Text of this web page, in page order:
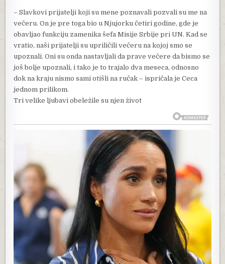
– Slavkovi prijatelji koji su mene poznavali pozvali su me na
večeru. On je pre toga bio u Njujorku četiri godine, gde je
obavljao funkciju zamenika šefa Misije Srbije pri UN. Kad se
vratio, naši prijatelji su upriličili večeru na kojoj smo se
upoznali. Oni su onda nastavljali da prave večere da bismo se
još bolje upoznali, i tako je to trajalo dva meseca, odnosno
dok na kraju nismo sami otišli na ručak – ispričala je Ceca
jednom prilikom.
Tri velike ljubavi obeležile su njen život